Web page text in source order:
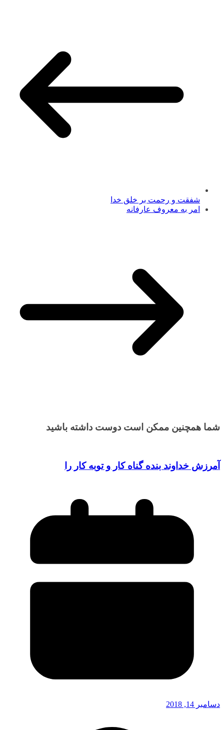
شفقت و رحمت بر خلق خدا
امر به معروف عارفانه
شما همچنین ممکن است دوست داشته باشید
آمرزش خداوند بنده گناه کار و توبه کار را
دسامبر 14, 2018